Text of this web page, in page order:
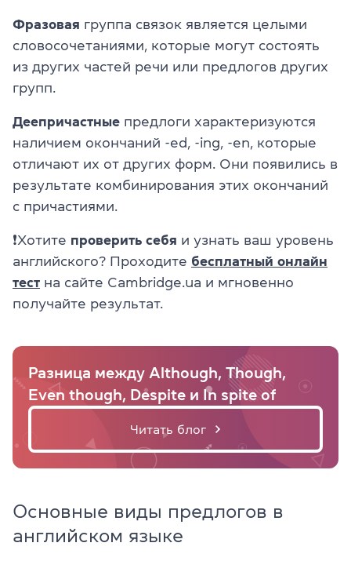
Фразовая группа связок является целыми
словосочетаниями, которые могут состоять
из других частей речи или предлогов других
групп.
Деепричастные предлоги характеризуются
наличием окончаний -ed, -ing, -en, которые
отличают их от других форм. Они появились в
результате комбинирования этих окончаний
с причастиями.
❗Хотите проверить себя и узнать ваш уровень
английского? Проходите бесплатный онлайн
тест на сайте Cambridge.ua и мгновенно
получайте результат.
Разница между Although, Though,
Even though, Despite и In spite of
Читать блог
Основные виды предлогов в
английском языке